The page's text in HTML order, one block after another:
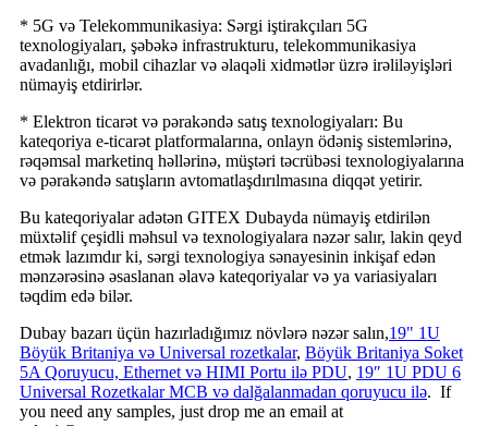
* 5G və Telekommunikasiya: Sərgi iştirakçıları 5G
texnologiyaları, şəbəkə infrastrukturu, telekommunikasiya
avadanlığı, mobil cihazlar və əlaqəli xidmətlər üzrə irəliləyişləri
nümayiş etdirirlər.
* Elektron ticarət və pərakəndə satış texnologiyaları: Bu
kateqoriya e-ticarət platformalarına, onlayn ödəniş sistemlərinə,
rəqəmsal marketinq həllərinə, müştəri təcrübəsi texnologiyalarına
və pərakəndə satışların avtomatlaşdırılmasına diqqət yetirir.
Bu kateqoriyalar adətən GITEX Dubayda nümayiş etdirilən
müxtəlif çeşidli məhsul və texnologiyalara nəzər salır, lakin qeyd
etmək lazımdır ki, sərgi texnologiya sənayesinin inkişaf edən
mənzərəsinə əsaslanan əlavə kateqoriyalar və ya variasiyaları
təqdim edə bilər.
Dubay bazarı üçün hazırladığımız növlərə nəzər salın,19" 1U
Böyük Britaniya və Universal rozetkalar, Böyük Britaniya Soket
5A Qoruyucu, Ethernet və HIMI Portu ilə PDU, 19″ 1U PDU 6
Universal Rozetkalar MCB və dalğalanmadan qoruyucu ilə. If
you need any samples, just drop me an email at